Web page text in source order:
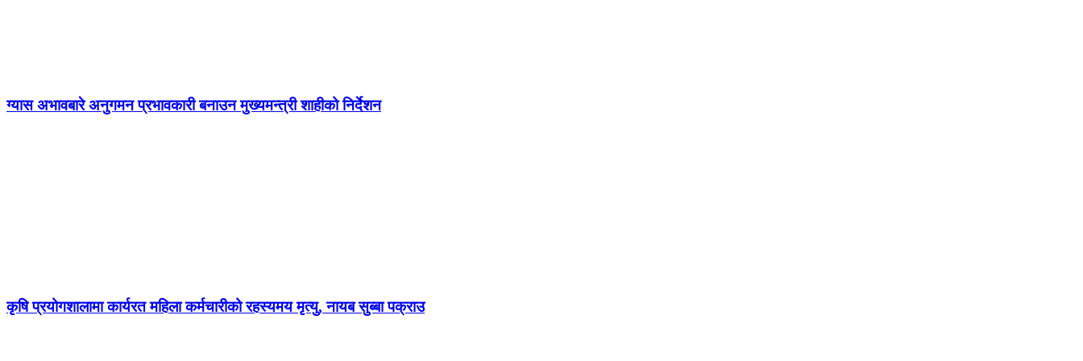
ग्यास अभावबारे अनुगमन प्रभावकारी बनाउन मुख्यमन्त्री शाहीको निर्देशन
कृषि प्रयोगशालामा कार्यरत महिला कर्मचारीको रहस्यमय मृत्यु, नायब सुब्बा पक्राउ